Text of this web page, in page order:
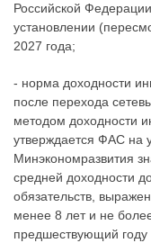
Российской
установлении
2027 года;
- норма доходности
после перехода
методом доходности
утверждается ФАС на
Минэкономразвития
средней доходности
обязательств,
менее 8 лет и не
предшествующий году